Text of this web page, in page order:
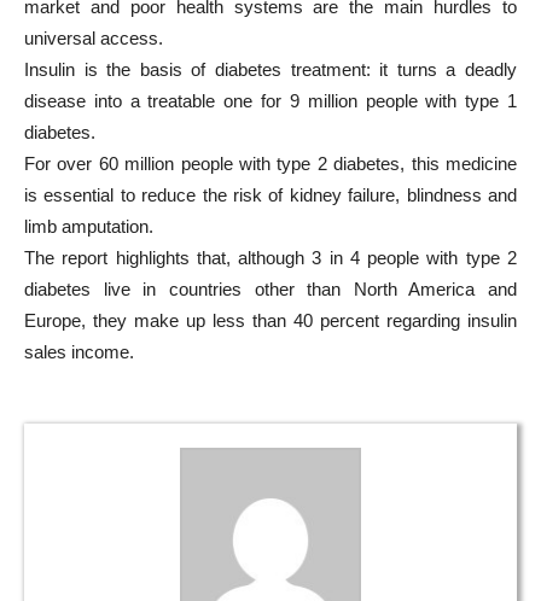
market and poor health systems are the main hurdles to
universal access.
Insulin is the basis of diabetes treatment: it turns a deadly
disease into a treatable one for 9 million people with type 1
diabetes.
For over 60 million people with type 2 diabetes, this medicine
is essential to reduce the risk of kidney failure, blindness and
limb amputation.
The report highlights that, although 3 in 4 people with type 2
diabetes live in countries other than North America and
Europe, they make up less than 40 percent regarding insulin
sales income.